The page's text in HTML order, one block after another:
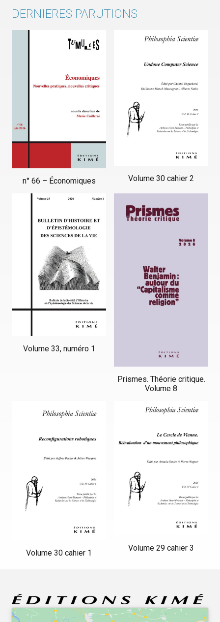
DERNIERES PARUTIONS
n° 66 – Économiques Volume 30 cahier 2
Volume 33, numéro 1
Prismes. Théorie critique.
Volume 8
Volume 30 cahier 1
Volume 29 cahier 3